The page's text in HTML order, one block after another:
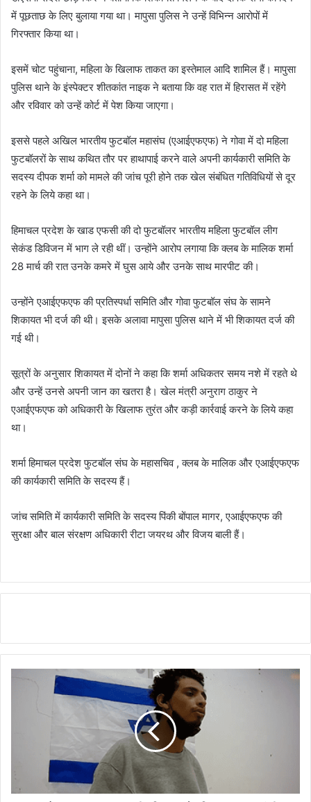
में पूछताछ के लिए बुलाया गया था। मापुसा पुलिस ने उन्हें विभिन्न आरोपों में
गिरफ्तार किया था।
इसमें चोट पहुंचाना, महिला के खिलाफ ताकत का इस्तेमाल आदि शामिल हैं। मापुसा
पुलिस थाने के इंस्पेक्टर शीतकांत नाइक ने बताया कि वह रात में हिरासत में रहेंगे
और रविवार को उन्हें कोर्ट में पेश किया जाएगा।
इससे पहले अखिल भारतीय फुटबॉल महासंघ (एआईएफएफ) ने गोवा में दो महिला
फुटबॉलरों के साथ कथित तौर पर हाथापाई करने वाले अपनी कार्यकारी समिति के
सदस्य दीपक शर्मा को मामले की जांच पूरी होने तक खेल संबंधित गतिविधियों से दूर
रहने के लिये कहा था।
हिमाचल प्रदेश के खाड एफसी की दो फुटबॉलर भारतीय महिला फुटबॉल लीग
सेकंड डिविजन में भाग ले रही थीं। उन्होंने आरोप लगाया कि क्लब के मालिक शर्मा
28 मार्च की रात उनके कमरे में घुस आये और उनके साथ मारपीट की।
उन्होंने एआईएफएफ की प्रतिस्पर्धा समिति और गोवा फुटबॉल संघ के सामने
शिकायत भी दर्ज की थी। इसके अलावा मापुसा पुलिस थाने में भी शिकायत दर्ज की
गई थी।
सूत्रों के अनुसार शिकायत में दोनों ने कहा कि शर्मा अधिकतर समय नशे में रहते थे
और उन्हें उनसे अपनी जान का खतरा है। खेल मंत्री अनुराग ठाकुर ने
एआईएफएफ को अधिकारी के खिलाफ तुरंत और कड़ी कार्रवाई करने के लिये कहा
था।
शर्मा हिमाचल प्रदेश फुटबॉल संघ के महासचिव , क्लब के मालिक और एआईएफएफ
की कार्यकारी समिति के सदस्य हैं।
जांच समिति में कार्यकारी समिति के सदस्य पिंकी बोंपाल मागर, एआईएफएफ की
सुरक्षा और बाल संरक्षण अधिकारी रीटा जयरथ और विजय बाली हैं।